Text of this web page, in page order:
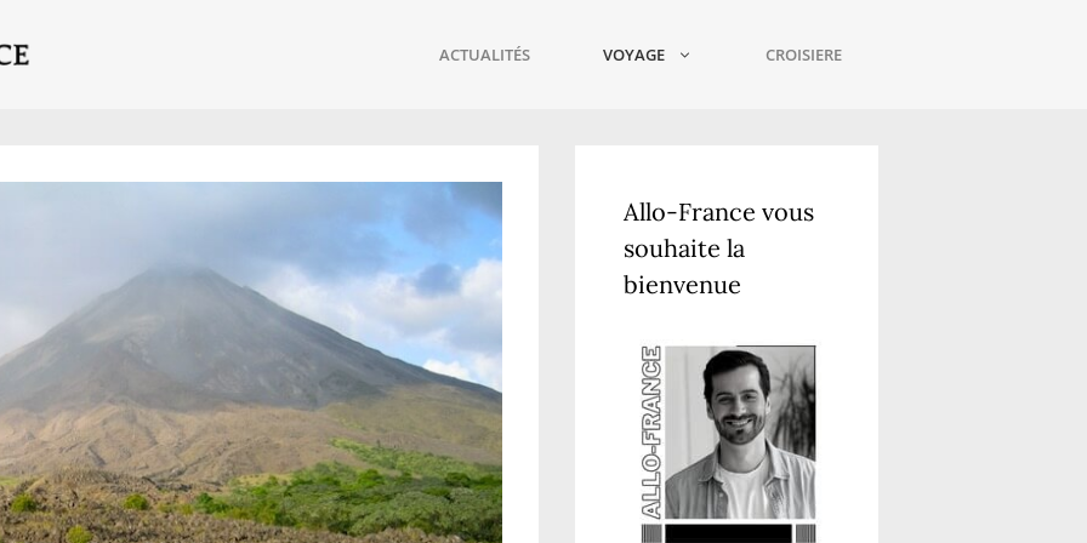
ACTUALITÉS VOYAGE CROISIERE
Allo-France vous
souhaite la
bienvenue